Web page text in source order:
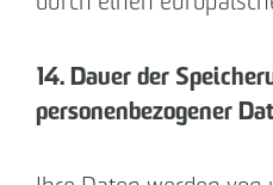
14. Dauer der
personenbezogener